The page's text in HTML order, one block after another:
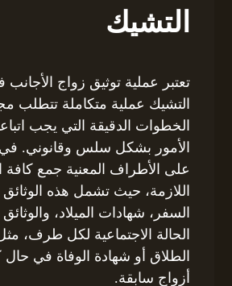
التشيك
تعتبر عملية توثيق زواج الأجانب
التشيك عملية متكاملة تتطلب
الخطوات الدقيقة التي يجب
الأمور بشكل سلس وقانوني. في
على الأطراف المعنية جمع كافة
اللازمة، حيث تشمل هذه
السفر، شهادات الميلاد،
الحالة الاجتماعية لكل طرف،
الطلاق أو شهادة الوفاة في حال
أزواج سابقة.